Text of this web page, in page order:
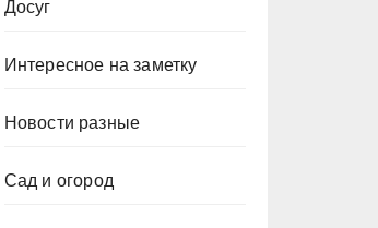
Досуг
Интересное на заметку
Новости разные
Сад и огород